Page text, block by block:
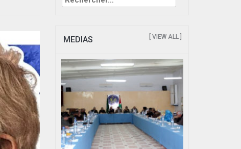
MEDIAS [ VIEW ALL ]